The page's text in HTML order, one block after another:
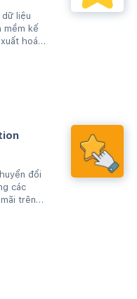
liệu
mềm kế
hoá
đổi
các
trên